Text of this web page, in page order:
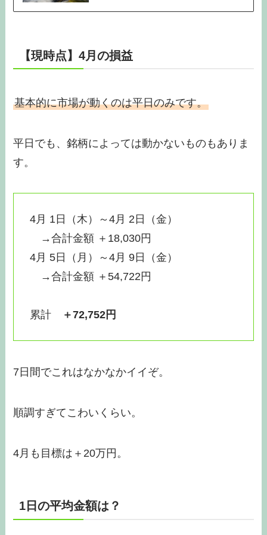
【現時点】4月の損益
基本的に市場が動くのは平日のみです。
平日でも、銘柄によっては動かないものもありま
す。
4月 1日（木）～4月 2日（金）
→合計金額 ＋18,030円
4月 5日（月）～4月 9日（金）
→合計金額 ＋54,722円
累計 ＋72,752円
7日間でこれはなかなかイイぞ。
順調すぎてこわいくらい。
4月も目標は＋20万円。
1日の平均金額は？